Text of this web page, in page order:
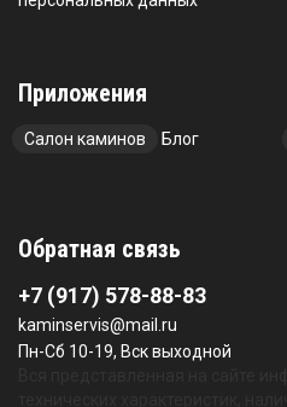
Приложения
Салон каминов Блог
Обратная связь
+7 (917) 578-88-83
kaminservis@mail.ru
Пн-Сб 10-19, Вск выходной